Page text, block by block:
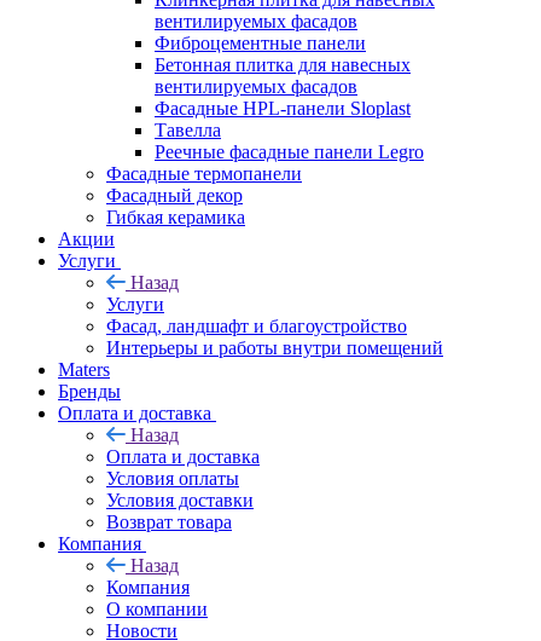
вентилируемых фасадов
Фиброцементные панели
Бетонная плитка для навесных
вентилируемых фасадов
Фасадные HPL-панели Sloplast
Тавелла
Реечные фасадные панели Legro
Фасадные термопанели
Фасадный декор
Гибкая керамика
Акции
Услуги
Назад
Услуги
Фасад, ландшафт и благоустройство
Интерьеры и работы внутри помещений
Maters
Бренды
Оплата и доставка
Назад
Оплата и доставка
Условия оплаты
Условия доставки
Возврат товара
Компания
Назад
Компания
О компании
Новости